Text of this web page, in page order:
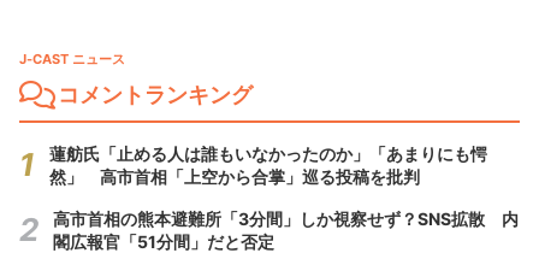
J-CAST ニュース
コメントランキング
蓮舫氏「止める人は誰もいなかったのか」「あまりにも愕
然」 高市首相「上空から合掌」巡る投稿を批判
高市首相の熊本避難所「3分間」しか視察せず？SNS拡散 内
閣広報官「51分間」だと否定